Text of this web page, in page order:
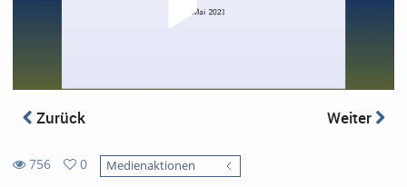
Zurück Weiter
756
0
Medienaktionen